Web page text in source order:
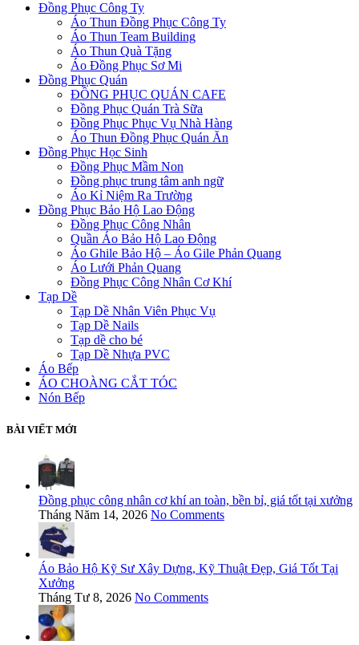
Đồng Phục Công Ty
Áo Thun Đồng Phục Công Ty
Áo Thun Team Building
Áo Thun Quà Tặng
Áo Đồng Phục Sơ Mi
Đồng Phục Quán
ĐỒNG PHỤC QUÁN CAFE
Đồng Phục Quán Trà Sữa
Đồng Phục Phục Vụ Nhà Hàng
Áo Thun Đồng Phục Quán Ăn
Đồng Phục Học Sinh
Đồng Phục Mầm Non
Đồng phục trung tâm anh ngữ
Áo Kỉ Niệm Ra Trường
Đồng Phục Bảo Hộ Lao Động
Đồng Phục Công Nhân
Quần Áo Bảo Hộ Lao Động
Áo Ghile Bảo Hộ – Áo Gile Phản Quang
Áo Lưới Phản Quang
Đồng Phục Công Nhân Cơ Khí
Tạp Dề
Tạp Dề Nhân Viên Phục Vụ
Tạp Dề Nails
Tạp dề cho bé
Tạp Dề Nhựa PVC
Áo Bếp
ÁO CHOÀNG CẮT TÓC
Nón Bếp
BÀI VIẾT MỚI
Đồng phục công nhân cơ khí an toàn, bền bỉ, giá tốt tại xưởng
Tháng Năm 14, 2026 No Comments
Áo Bảo Hộ Kỹ Sư Xây Dựng, Kỹ Thuật Đẹp, Giá Tốt Tại
Xưởng
Tháng Tư 8, 2026 No Comments